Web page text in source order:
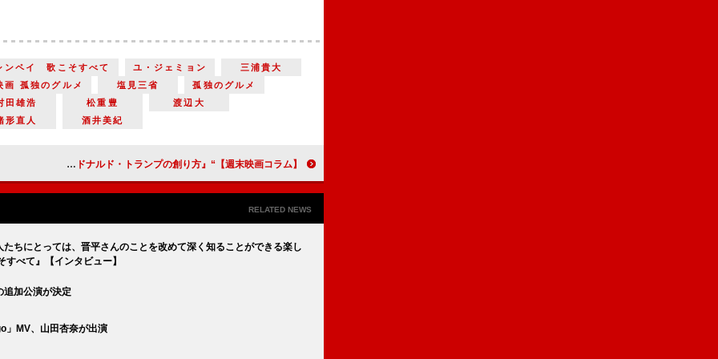
ンペイ 歌こそすべて ユ・ジェミョン
三浦貴大
画 孤独のグルメ
塩見三省
孤独のグルメ
田雄浩
松重豊
渡辺大
形直人
酒井美紀
【週末映画コラム】“お試し移住”の結末は…『サンセット・サンライズ』／ドナルド・トランプの若き日を描く『アプレンティス ドナルド・トランプの創り方』
RELATED NEWS
ちにとっては、晋平さんのことを改めて深く知ることができる楽し
べて』【インタビュー】
追加公演が決定
」MV、山田杏奈が出演